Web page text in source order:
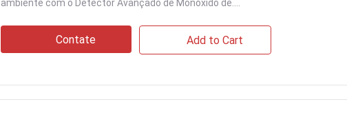
ambiente com o Detector Avançado de Monóxido de....
Contate Add to Cart